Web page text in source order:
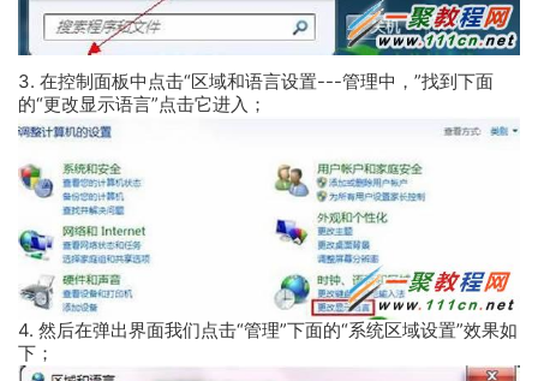
3. 在控制面板中点击“区域和语言设置---管理中，”找到下面
的“更改显示语言”点击它进入；
4. 然后在弹出界面我们点击“管理”下面的“系统区域设置”效果如
下；